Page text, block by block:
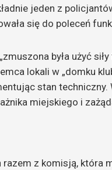
jeden z
się do poleceń
była użyć
lokali w „domku
stan
miejskiego i
z komisją, która